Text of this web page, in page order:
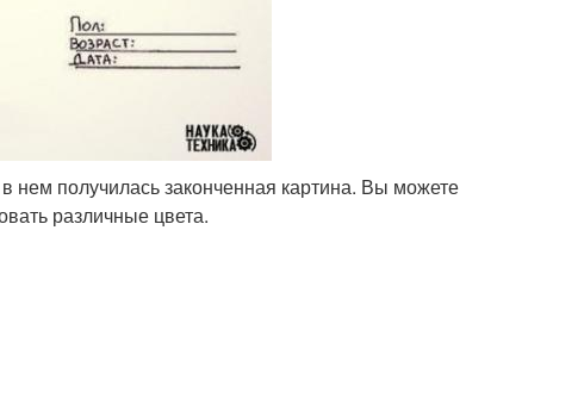
нем получилась законченная картина. Вы можете
различные цвета.